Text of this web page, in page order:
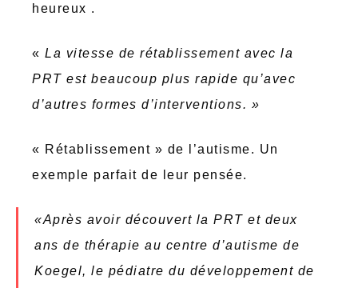
heureux .
« La vitesse de rétablissement avec la
PRT est beaucoup plus rapide qu’avec
d’autres formes d’interventions. »
« Rétablissement » de l’autisme. Un
exemple parfait de leur pensée.
«Après avoir découvert la PRT et deux
ans de thérapie au centre d’autisme de
Koegel, le pédiatre du développement de